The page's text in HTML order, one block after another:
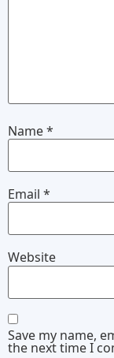
Name*
Email *
Website
Save my name,
the next time I